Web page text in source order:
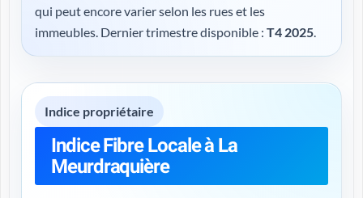
qui peut encore varier selon les rues et les
immeubles. Dernier trimestre disponible : T4 2025.
Indice propriétaire
Indice Fibre Locale à La
Meurdraquière